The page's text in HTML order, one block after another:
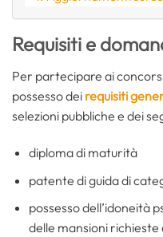
Requisiti e
Per partecipare ai
possesso dei requisiti
selezioni pubbliche e dei
diploma di maturità
patente di guida di
possesso dell’idoneità
delle mansioni richieste